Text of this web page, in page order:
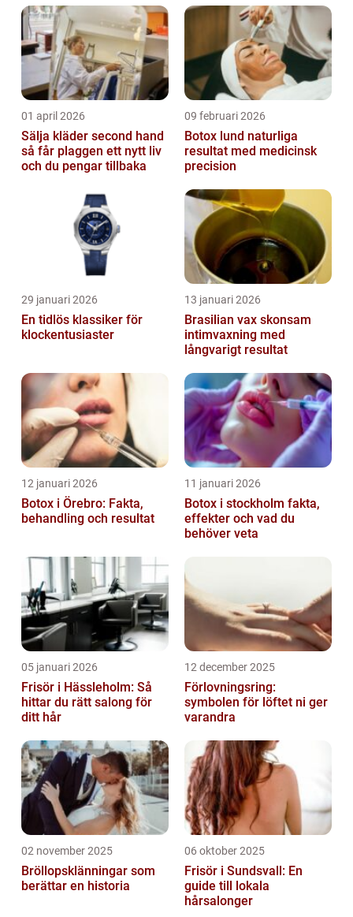
01 april 2026
Sälja kläder second hand
så får plaggen ett nytt liv
och du pengar tillbaka
09 februari 2026
Botox lund naturliga
resultat med medicinsk
precision
29 januari 2026
En tidlös klassiker för
klockentusiaster
13 januari 2026
Brasilian vax skonsam
intimvaxning med
långvarigt resultat
12 januari 2026
Botox i Örebro: Fakta,
behandling och resultat
11 januari 2026
Botox i stockholm fakta,
effekter och vad du
behöver veta
05 januari 2026
Frisör i Hässleholm: Så
hittar du rätt salong för
ditt hår
12 december 2025
Förlovningsring:
symbolen för löftet ni ger
varandra
02 november 2025
Bröllopsklänningar som
berättar en historia
06 oktober 2025
Frisör i Sundsvall: En
guide till lokala
hårsalonger